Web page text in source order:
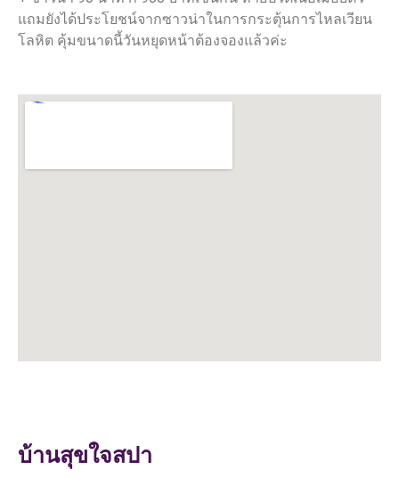
แถมยังได้ประโยชน์จากซาวน่าในการกระตุ้นการไหลเวียน
โลหิต คุ้มขนาดนี้วันหยุดหน้าต้องจองแล้วค่ะ
บ้านสุขใจสปา